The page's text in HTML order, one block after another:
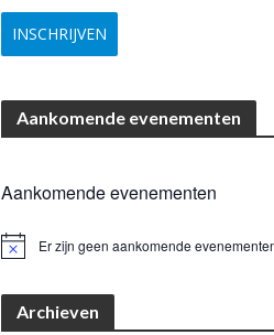
Aankomende evenementen
Aankomende evenementen
B
Er zijn geen aankomende
Archieven